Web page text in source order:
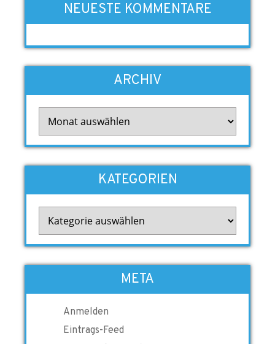
NEUESTE KOMMENTARE
ARCHIV
KATEGORIEN
META
Anmelden
Eintrags-Feed